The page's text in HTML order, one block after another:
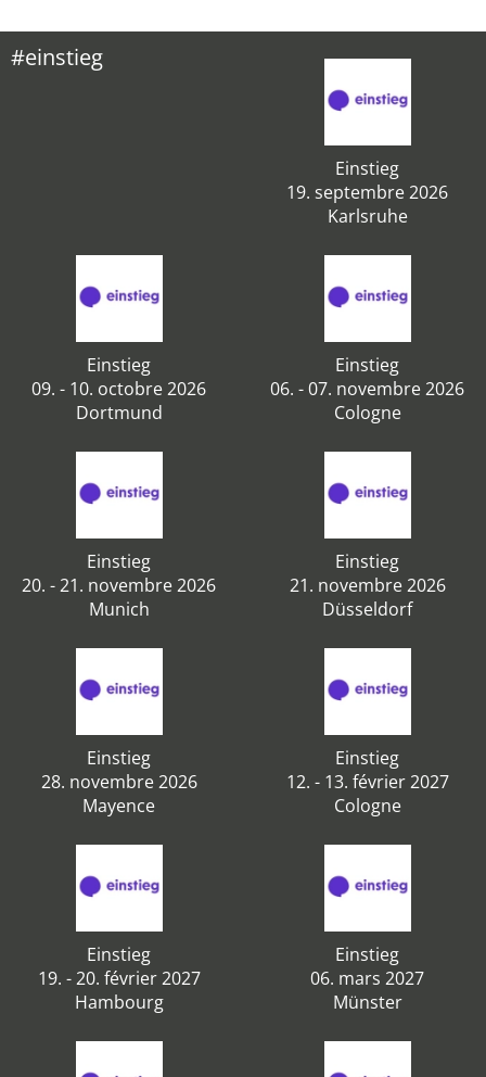
#einstieg
Einstieg
19. septembre 2026
Karlsruhe
Einstieg
09. - 10. octobre 2026
Dortmund
Einstieg
06. - 07. novembre 2026
Cologne
Einstieg
20. - 21. novembre 2026
Munich
Einstieg
21. novembre 2026
Düsseldorf
Einstieg
28. novembre 2026
Mayence
Einstieg
12. - 13. février 2027
Cologne
Einstieg
19. - 20. février 2027
Hambourg
Einstieg
06. mars 2027
Münster